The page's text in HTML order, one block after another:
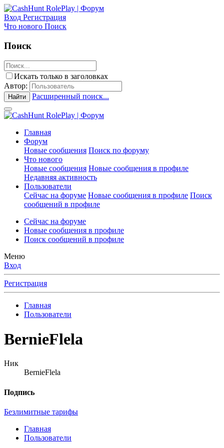
Вход Регистрация
Что нового Поиск
Поиск
Искать только в заголовках
Автор:
Найти Расширенный поиск...
Главная
Форум
Новые сообщения Поиск по форуму
Что нового
Новые сообщения Новые сообщения в профиле
Недавняя активность
Пользователи
Сейчас на форуме Новые сообщения в профиле Поиск
сообщений в профиле
Сейчас на форуме
Новые сообщения в профиле
Поиск сообщений в профиле
Меню
Вход
Регистрация
Главная
Пользователи
BernieFlela
Ник
BernieFlela
Подпись
Безлимитные тарифы
Главная
Пользователи